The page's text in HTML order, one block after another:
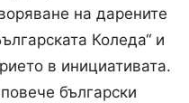
на дарените
Коледа“ и
в инициативата.
български